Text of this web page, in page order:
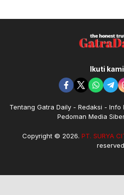
Ikuti
Tentang Gatra Daily Redaksi Info
Pedoman Media
Copyright © 2026. PT. SURYA
reserved